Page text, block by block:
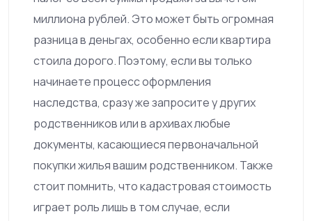
миллиона рублей. Это может быть огромная
разница в деньгах, особенно если квартира
стоила дорого. Поэтому, если вы только
начинаете процесс оформления
наследства, сразу же запросите у других
родственников или в архивах любые
документы, касающиеся первоначальной
покупки жилья вашим родственником. Также
стоит помнить, что кадастровая стоимость
играет роль лишь в том случае, если